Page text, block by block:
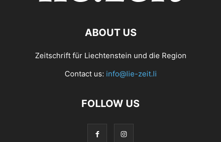
ABOUT US
Zeitschrift für Liechtenstein und die Region
Contact us: info@lie-zeit.li
FOLLOW US